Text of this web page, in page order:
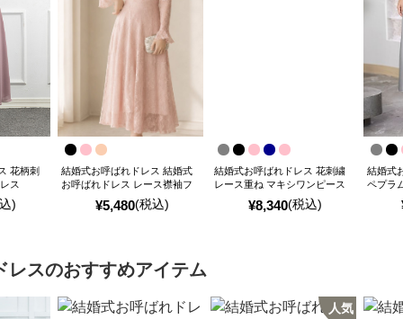
)
花柄刺
ス
¥5,480(税込)
結婚式お呼ばれドレス 結婚式
お呼ばれドレス レース襟袖フ
レアマキシワンピース
¥8,340(税込)
結婚式お呼ばれドレス 花刺繍
レース重ね マキシワンピース
結婚式
ペプラ
レスのおすすめアイテム
人気